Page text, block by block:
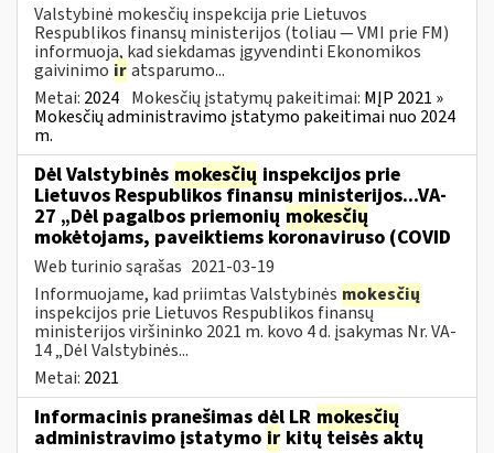
Valstybinė mokesčių inspekcija prie Lietuvos
Respublikos finansų ministerijos (toliau — VMI prie FM)
informuoja, kad siekdamas įgyvendinti Ekonomikos
gaivinimo iratsparumo...
Metai: 2024 Mokesčių įstatymų pakeitimai: MĮP 2021 »
Mokesčių administravimo įstatymo pakeitimai nuo 2024
m.
Dėl Valstybinės mokesčių inspekcijos prie
Lietuvos Respublikos finansų ministerijos...VA-
27 „Dėl pagalbos priemonių mokesčių
mokėtojams, paveiktiems koronaviruso (COVID
Web turinio sąrašas 2021-03-19
Informuojame, kad priimtas Valstybinės mokesčių
inspekcijos prie Lietuvos Respublikos finansų
ministerijos viršininko 2021 m. kovo 4 d. įsakymas Nr. VA-
14 „Dėl Valstybinės...
Metai: 2021
Informacinis pranešimas dėl LR mokesčių
administravimo įstatymo ir kitų teisės aktų